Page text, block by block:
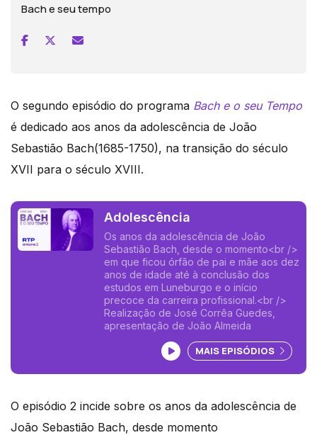
Bach e seu tempo
O segundo episódio do programa Bach e o seu Tempo
é dedicado aos anos da adolescência de João
Sebastião Bach(1685-1750), na transição do século
XVII para o século XVIII.
Adolescência
Os anos da adolescência de João
Sebastião Bach, desde o momento<br />
em que ficou órfão de pai e mãe aos dez
anos de idade até à conclusão dos
estudos em Luneburgo e o início
precoce da carreira profissional.<br />
Realização de José Corrêa Guedes,
apresentação de João Almeida
Ouvir podcast
MAIS EPISÓDIOS
O episódio 2 incide sobre os anos da adolescência de
João Sebastião Bach, desde momento